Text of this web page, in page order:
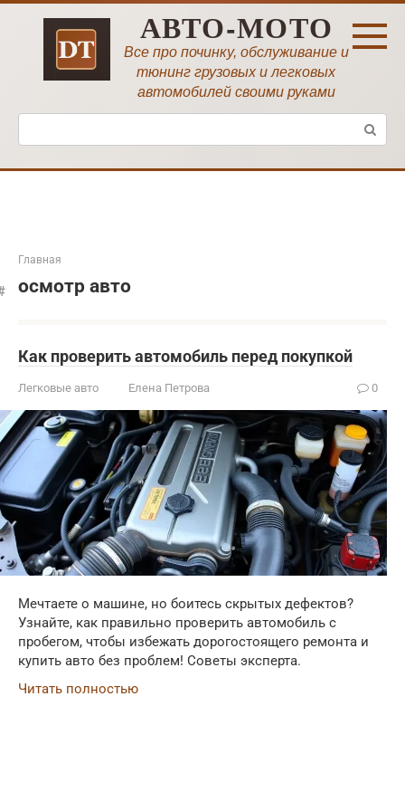
Перейти
АВТО-МОТО
Все про починку, обслуживание и
тюнинг грузовых и легковых
автомобилей своими руками
Поиск:
Главная
осмотр авто
Как проверить автомобиль перед покупкой
Легковые авто Елена Петрова 0
Мечтаете о машине, но боитесь скрытых дефектов?
Узнайте, как правильно проверить автомобиль с
пробегом, чтобы избежать дорогостоящего ремонта и
купить авто без проблем! Советы эксперта.
Читать полностью